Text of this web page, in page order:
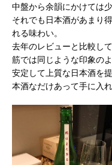
中盤から余韻にかけては
それでも日本酒があまり
れる味わい。
去年のレビューと比較し
筋では同じような印象のよ
安定して上質な日本酒を
本酒なだけあって手に入